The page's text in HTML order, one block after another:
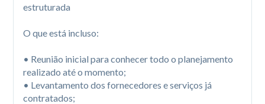
estruturada
O que está incluso:
• Reunião inicial para conhecer todo o planejamento
realizado até o momento;
• Levantamento dos fornecedores e serviços já
contratados;